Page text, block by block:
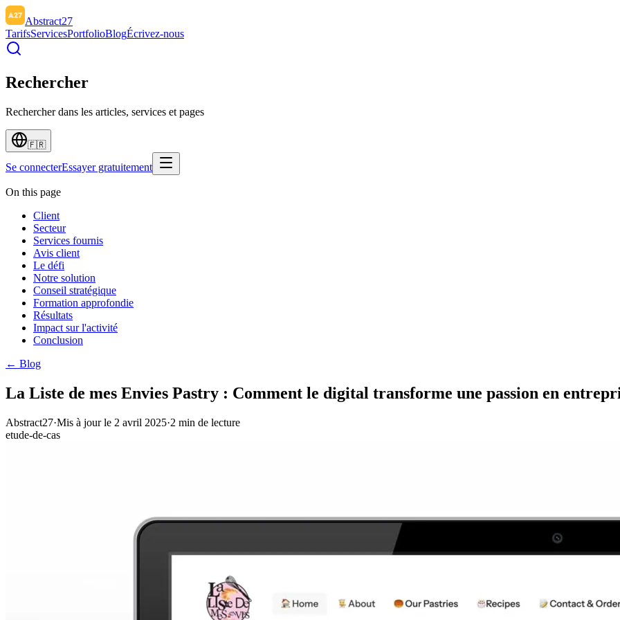
Abstract27
TarifsServicesPortfolioBlogÉcrivez-nous
Rechercher
Rechercher dans les articles, services et pages
🇫🇷
Se connecterEssayer gratuitement
On this page
Client
Secteur
Services fournis
Avis client
Le défi
Notre solution
Conseil stratégique
Formation approfondie
Résultats
Impact sur l'activité
Conclusion
← Blog
La Liste de mes Envies Pastry : Comment le digital transforme une passion en
Abstract27·Mis à jour le 2 avril 2025·2 min de lecture
etude-de-cas